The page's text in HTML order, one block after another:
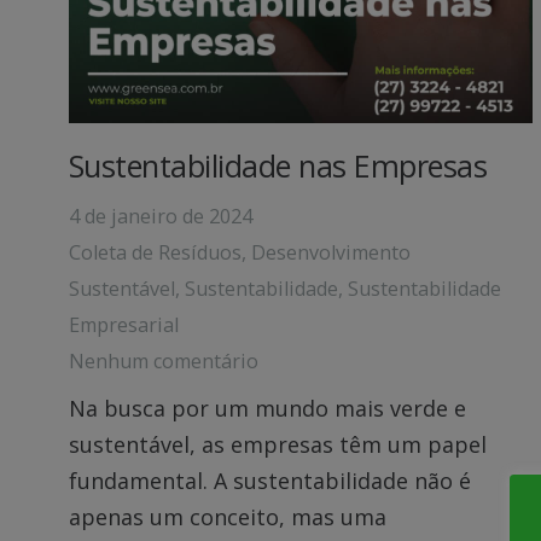
Sustentabilidade nas Empresas
4 de janeiro de 2024
Coleta de Resíduos, Desenvolvimento
Sustentável, Sustentabilidade, Sustentabilidade
Empresarial
Nenhum comentário
Na busca por um mundo mais verde e
sustentável, as empresas têm um papel
fundamental. A sustentabilidade não é
apenas um conceito, mas uma